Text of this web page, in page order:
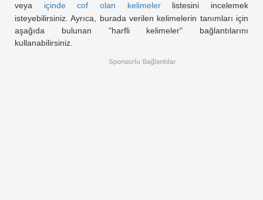
veya içinde cof olan kelimelerlistesini incelemek
isteyebilirsiniz. Ayrıca, burada verilen kelimelerin tanımları için
aşağıda bulunan "harfli kelimeler" bağlantılarını
kullanabilirsiniz.